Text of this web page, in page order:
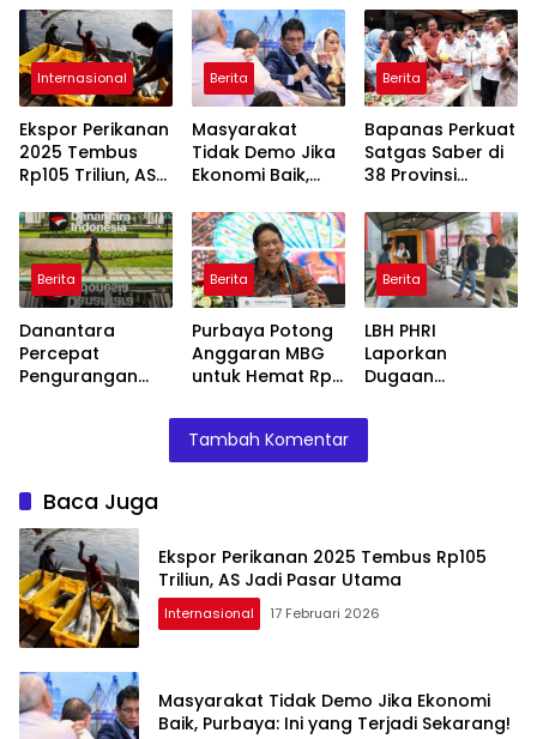
Internasional
Ekspor Perikanan
2025 Tembus
Rp105 Triliun, AS
Utama
Berita
Masyarakat
Tidak Demo Jika
Ekonomi Baik,
Terjadi Sekarang!
Berita
Bapanas Perkuat
Satgas Saber di
38 Provinsi
Berita
Danantara
Percepat
Pengurangan
Berita
Purbaya Potong
Anggaran MBG
untuk Hemat Rp
Dialihkan ke
Prioritas
Mendesak
Berita
LBH PHRI
Laporkan
Dugaan
Doris Sylvanus
Investigasi
Tambah Komentar
Baca Juga
Ekspor Perikanan 2025 Tembus Rp105
Triliun, AS Jadi Pasar Utama
Internasional 17 Februari 2026
Masyarakat Tidak Demo Jika Ekonomi
Baik, Purbaya: Ini yang Terjadi Sekarang!